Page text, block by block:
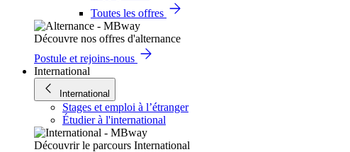
Toutes les offres
Découvre nos offres d'alternance
Postule et rejoins-nous
International
International
Stages et emploi à l’étranger
Étudier à l'international
Découvrir le parcours International